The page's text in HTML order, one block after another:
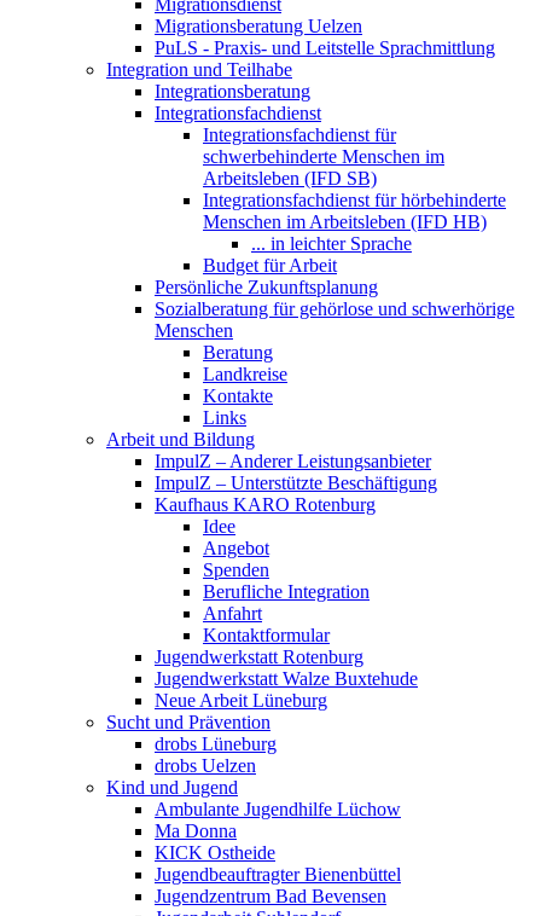
Migrationsdienst
Migrationsberatung Uelzen
PuLS - Praxis- und Leitstelle Sprachmittlung
Integration und Teilhabe
Integrationsberatung
Integrationsfachdienst
Integrationsfachdienst für
schwerbehinderte Menschen im
Arbeitsleben (IFD SB)
Integrationsfachdienst für hörbehinderte
Menschen im Arbeitsleben (IFD HB)
... in leichter Sprache
Budget für Arbeit
Persönliche Zukunftsplanung
Sozialberatung für gehörlose und schwerhörige
Menschen
Beratung
Landkreise
Kontakte
Links
Arbeit und Bildung
ImpulZ – Anderer Leistungsanbieter
ImpulZ – Unterstützte Beschäftigung
Kaufhaus KARO Rotenburg
Idee
Angebot
Spenden
Berufliche Integration
Anfahrt
Kontaktformular
Jugendwerkstatt Rotenburg
Jugendwerkstatt Walze Buxtehude
Neue Arbeit Lüneburg
Sucht und Prävention
drobs Lüneburg
drobs Uelzen
Kind und Jugend
Ambulante Jugendhilfe Lüchow
Ma Donna
KICK Ostheide
Jugendbeauftragter Bienenbüttel
Jugendzentrum Bad Bevensen